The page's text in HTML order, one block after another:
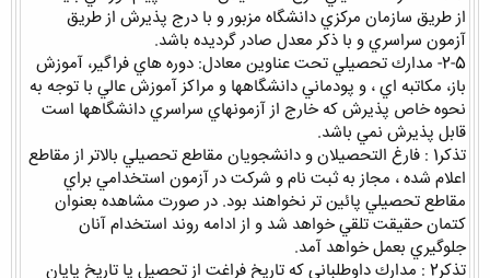
از طريق سازمان مركزي دانشگاه مزبور و با درج پذيرش از طريق
آزمون سراسري و با ذكر معدل صادر گرديده باشد.
2-5- مدارك تحصيلي تحت عناوين معادل: دوره هاي فراگير، آموزش
باز، مكاتبه اي ، و پودماني دانشگاهها و مراكز آموزش عالي با توجه به
نحوه خاص پذيرش كه خارج از آزمونهاي سراسري دانشگاهها است
قابل پذيرش نمي باشد.
تذكر1 : فارغ التحصيلان و دانشجويان مقاطع تحصيلي بالاتر از مقاطع
اعلام شده ، مجاز به ثبت نام و شركت در آزمون استخدامي براي
مقاطع تحصيلي پائين تر نخواهند بود. در صورت مشاهده بعنوان
كتمان حقيقت تلقي خواهد شد و از ادامه روند استخدام آنان
جلوگيري بعمل خواهد آمد.
تذكر2 : مدارك داوطلباني كه تاريخ فراغت از تحصيل يا تاريخ پايان